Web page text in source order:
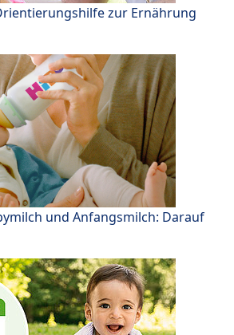
zur Ernährung
und Anfangsmilch: Darauf